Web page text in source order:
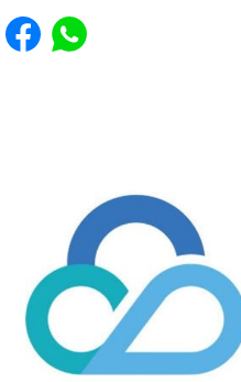
Share to Facebook
Share to WhatsApp